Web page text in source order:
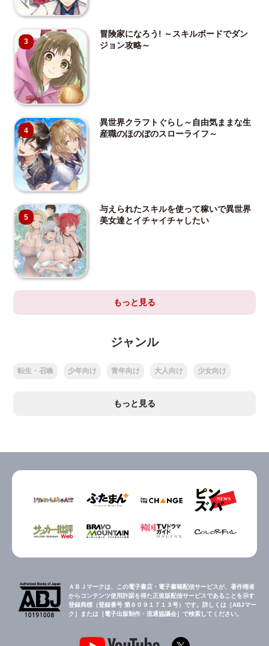
3
冒険家になろう! ～スキルボードでダン
ジョン攻略～
4
異世界クラフトぐらし～自由気ままな生
産職のほのぼのスローライフ～
5
与えられたスキルを使って稼いで異世界
美女達とイチャイチャしたい
もっと見る
ジャンル
転生・召喚 少年向け 青年向け 大人向け 少女向け
もっと見る
ＡＢＪマークは、この電子書店・電子書籍配信サービスが、著作権者
からコンテンツ使用許諾を得た正規版配信サービスであることを示す
登録商標（登録番号 第６０９１７１３号）です。詳しくは［ABJマー
ク］または［電子出版制作・流通協議会］で検索してください。